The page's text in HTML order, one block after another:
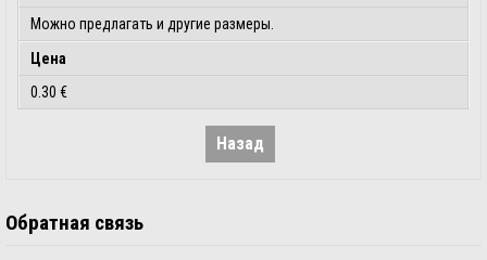
Можно предлагать и другие размеры.
Цена
0.30 €
Назад
Обратная связь